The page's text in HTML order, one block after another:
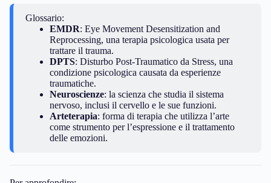
Glossario:
EMDR: Eye Movement Desensitization and
Reprocessing, una terapia psicologica usata per
trattare il trauma.
DPTS: Disturbo Post-Traumatico da Stress, una
condizione psicologica causata da esperienze
traumatiche.
Neuroscienze: la scienza che studia il sistema
nervoso, inclusi il cervello e le sue funzioni.
Arteterapia: forma di terapia che utilizza l’arte
come strumento per l’espressione e il trattamento
delle emozioni.